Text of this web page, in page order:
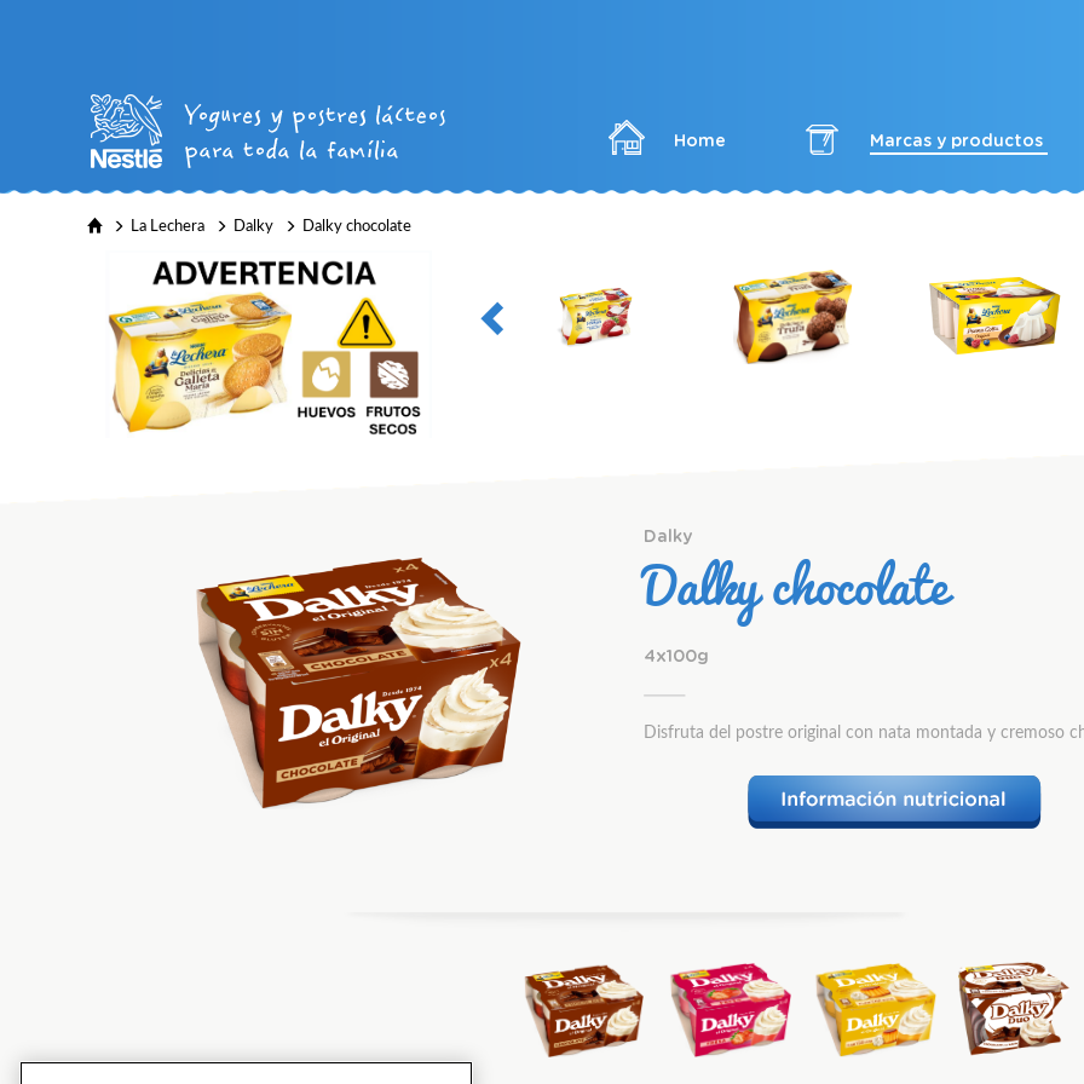
Home Marcas y productos
La Lechera Dalky Dalky chocolate
Dalky
Dalky chocolate
4x100g
Disfruta del postre original con nata montada y cremoso